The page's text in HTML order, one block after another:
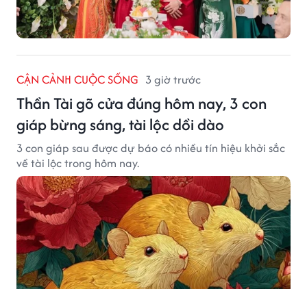
CẬN CẢNH CUỘC SỐNG 3 giờ trước
Thần Tài gõ cửa đúng hôm nay, 3 con
giáp bừng sáng, tài lộc dồi dào
3 con giáp sau được dự báo có nhiều tín hiệu khởi sắc
về tài lộc trong hôm nay.